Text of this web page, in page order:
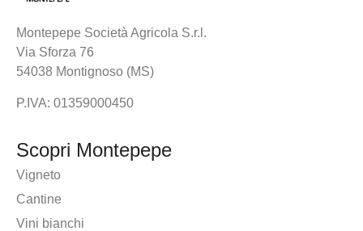
Montepepe Società Agricola S.r.l.
Via Sforza 76
54038 Montignoso (MS)
P.IVA: 01359000450
Scopri Montepepe
Vigneto
Cantine
Vini bianchi